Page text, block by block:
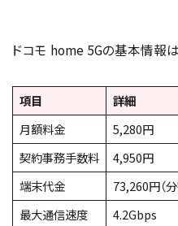
ドコモ home 5Gの基本情報
項目
詳細
月額料金
5,280円
契約事務手数料
4,950円
端末代金
73,260円（
最大通信速度
4.2Gbps